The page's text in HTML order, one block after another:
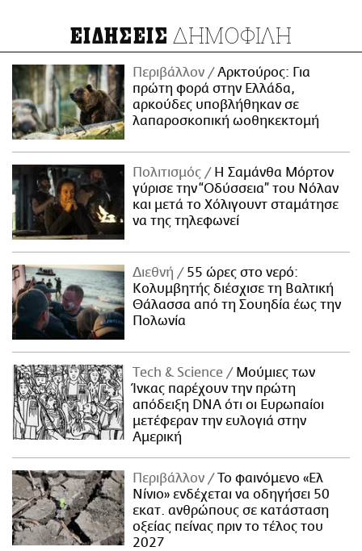
ΕΙΔΗΣΕΙΣ ΔΗΜΟΦΙΛΗ
Περιβάλλον
Αρκτούρος: Για
πρώτη φορά στην Ελλάδα,
αρκούδες υποβλήθηκαν σε
λαπαροσκοπική ωοθηκεκτομή
Πολιτισμός
Η Σαμάνθα Μόρτον
γύρισε την “Οδύσσεια” του Νόλαν
και μετά το Χόλιγουντ σταμάτησε
να της τηλεφωνεί
Διεθνή
55 ώρες στο νερό:
Κολυμβητής διέσχισε τη Βαλτική
Θάλασσα από τη Σουηδία έως την
Πολωνία
Τech & Science
Μούμιες των
Ίνκας παρέχουν την πρώτη
απόδειξη DNA ότι οι Ευρωπαίοι
μετέφεραν την ευλογιά στην
Αμερική
Περιβάλλον
Το φαινόμενο «Ελ
Νίνιο» ενδέχεται να οδηγήσει 50
εκατ. ανθρώπους σε κατάσταση
οξείας πείνας πριν το τέλος του
2027